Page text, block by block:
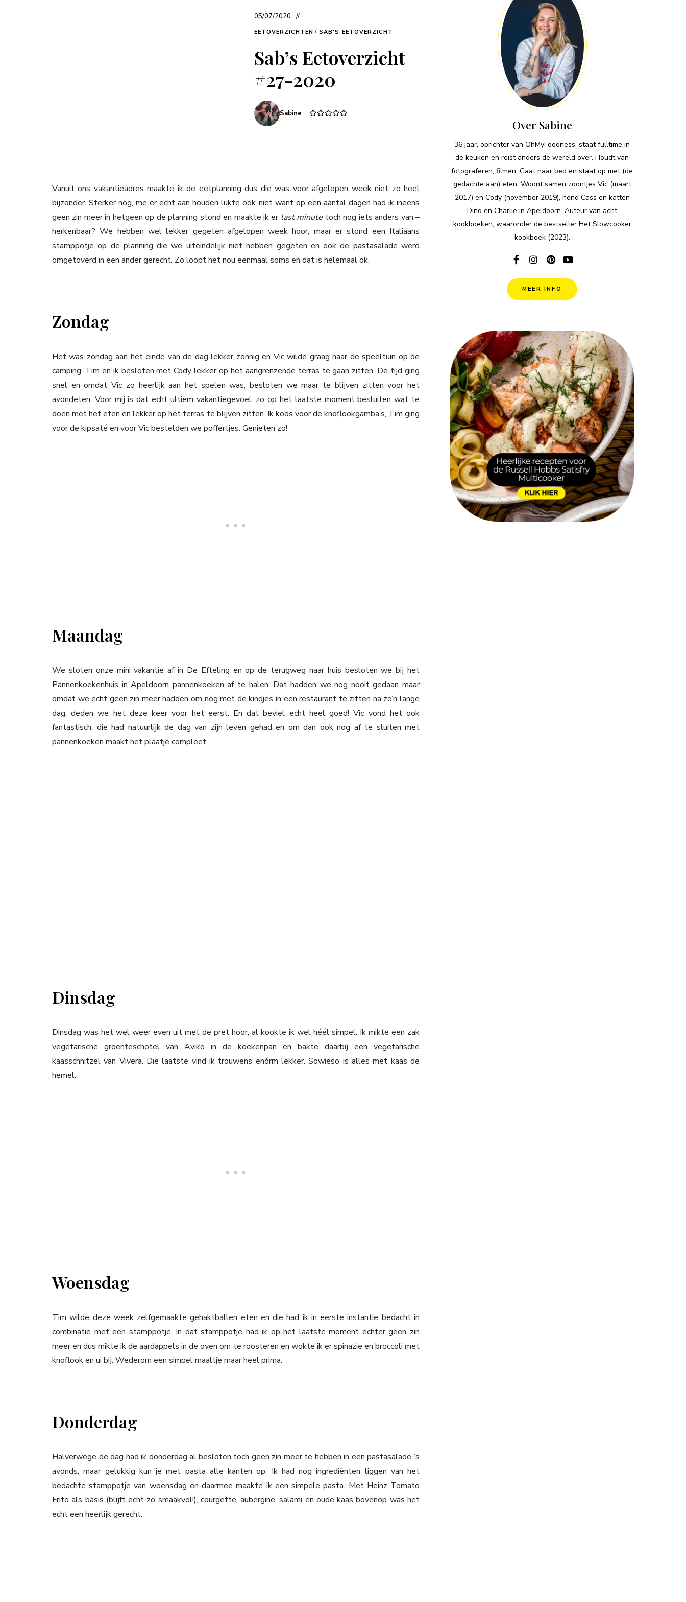
05/07/2020
EETOVERZICHTEN / SAB'S EETOVERZICHT
Sab’s Eetoverzicht
#27-2020
Sabine
Vanuit ons vakantieadres maakte ik de eetplanning dus die was voor afgelopen week niet zo heel
bijzonder. Sterker nog, me er echt aan houden lukte ook niet want op een aantal dagen had ik ineens
geen zin meer in hetgeen op de planning stond en maakte ik er last minute toch nog iets anders van –
herkenbaar? We hebben wel lekker gegeten afgelopen week hoor, maar er stond een Italiaans
stamppotje op de planning die we uiteindelijk niet hebben gegeten en ook de pastasalade werd
omgetoverd in een ander gerecht. Zo loopt het nou eenmaal soms en dat is helemaal ok.
Zondag
Het was zondag aan het einde van de dag lekker zonnig en Vic wilde graag naar de speeltuin op de
camping. Tim en ik besloten met Cody lekker op het aangrenzende terras te gaan zitten. De tijd ging
snel en omdat Vic zo heerlijk aan het spelen was, besloten we maar te blijven zitten voor het
avondeten. Voor mij is dat echt ultiem vakantiegevoel: zo op het laatste moment besluiten wat te
doen met het eten en lekker op het terras te blijven zitten. Ik koos voor de knoflookgamba’s, Tim ging
voor de kipsaté en voor Vic bestelden we poffertjes. Genieten zo!
Maandag
We sloten onze mini vakantie af in De Efteling en op de terugweg naar huis besloten we bij het
Pannenkoekenhuis in Apeldoorn pannenkoeken af te halen. Dat hadden we nog nooit gedaan maar
omdat we echt geen zin meer hadden om nog met de kindjes in een restaurant te zitten na zo’n lange
dag, deden we het deze keer voor het eerst. En dat beviel echt heel goed! Vic vond het ook
fantastisch, die had natuurlijk de dag van zijn leven gehad en om dan ook nog af te sluiten met
pannenkoeken maakt het plaatje compleet.
Dinsdag
Dinsdag was het wel weer even uit met de pret hoor, al kookte ik wel héél simpel. Ik mikte een zak
vegetarische groenteschotel van Aviko in de koekenpan en bakte daarbij een vegetarische
kaasschnitzel van Vivera. Die laatste vind ik trouwens enórm lekker. Sowieso is alles met kaas de
hemel.
Woensdag
Tim wilde deze week zelfgemaakte gehaktballen eten en die had ik in eerste instantie bedacht in
combinatie met een stamppotje. In dat stamppotje had ik op het laatste moment echter geen zin
meer en dus mikte ik de aardappels in de oven om te roosteren en wokte ik er spinazie en broccoli met
knoflook en ui bij. Wederom een simpel maaltje maar heel prima.
Donderdag
Halverwege de dag had ik donderdag al besloten toch geen zin meer te hebben in een pastasalade ’s
avonds, maar gelukkig kun je met pasta alle kanten op. Ik had nog ingrediënten liggen van het
bedachte stamppotje van woensdag en daarmee maakte ik een simpele pasta. Met Heinz Tomato
Frito als basis (blijft echt zo smaakvol!), courgette, aubergine, salami en oude kaas bovenop was het
echt een heerlijk gerecht.
Over Sabine
36 jaar, oprichter van OhMyFoodness, staat fulltime in
de keuken en reist anders de wereld over. Houdt van
fotograferen, filmen. Gaat naar bed en staat op met (de
gedachte aan) eten. Woont samen zoontjes Vic (maart
2017) en Cody (november 2019), hond Cass en katten
Dino en Charlie in Apeldoorn. Auteur van acht
kookboeken, waaronder de bestseller Het Slowcooker
kookboek (2023).
MEER INFO